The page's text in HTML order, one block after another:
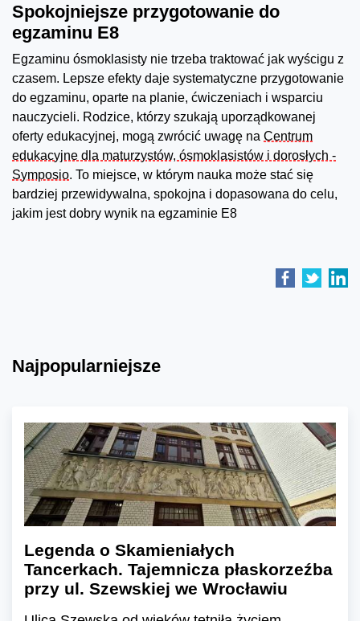
Spokojniejsze przygotowanie do
egzaminu E8
Egzaminu ósmoklasisty nie trzeba traktować jak wyścigu z
czasem. Lepsze efekty daje systematyczne przygotowanie
do egzaminu, oparte na planie, ćwiczeniach i wsparciu
nauczycieli. Rodzice, którzy szukają uporządkowanej
oferty edukacyjnej, mogą zwrócić uwagę na Centrum
edukacyjne dla maturzystów, ósmoklasistów i dorosłych -
Symposio. To miejsce, w którym nauka może stać się
bardziej przewidywalna, spokojna i dopasowana do celu,
jakim jest dobry wynik na egzaminie E8
Najpopularniejsze
Legenda o Skamieniałych
Tancerkach. Tajemnicza płaskorzeźba
przy ul. Szewskiej we Wrocławiu